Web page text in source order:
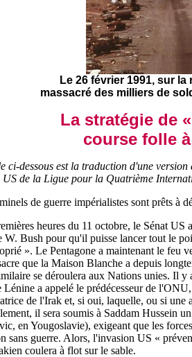
Le 26 février 1991, sur
massacré des milliers de
La stratégie de
course folle
ci-dessous est la traduction d'une
US de la Ligue pour la Quatrième
de guerre impérialistes sont prêts à
heures du 11 octobre, le Sénat US
W. Bush pour qu'il puisse lancer tout le
». Le Pentagone a maintenant le feu
que la Maison Blanche a depuis
se déroulera aux Nations unies. Il y
Lénine a appelé le prédécesseur de
de l'Irak et, si oui, laquelle, ou si une
il sera soumis à Saddam Hussein
en Yougoslavie), exigeant que les
sans guerre. Alors, l'invasion US «
coulera à flot sur le sable.